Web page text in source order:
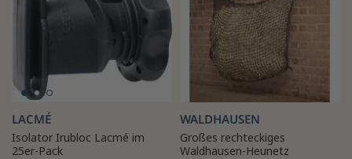
LACMÉ
Isolator Irubloc Lacmé im
25er-Pack
WALDHAUSEN
Großes rechteckiges
Waldhausen-Heunetz